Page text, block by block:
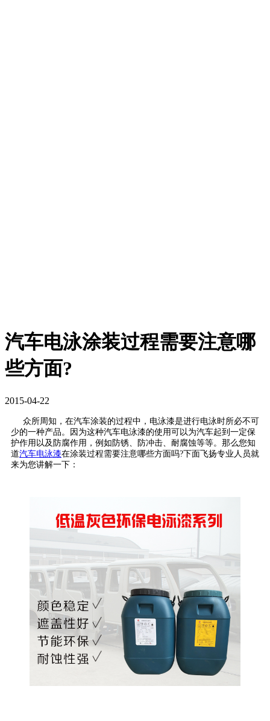
汽车电泳涂装过程需要注意哪
些方面?
2015-04-22
众所周知，在汽车涂装的过程中，电泳漆是进行电泳时所必不可
少的一种产品。因为这种汽车电泳漆的使用可以为汽车起到一定保
护作用以及防腐作用，例如防锈、防冲击、耐腐蚀等等。那么您知
道汽车电泳漆在涂装过程需要注意哪些方面吗?下面飞扬专业人员就
来为您讲解一下：